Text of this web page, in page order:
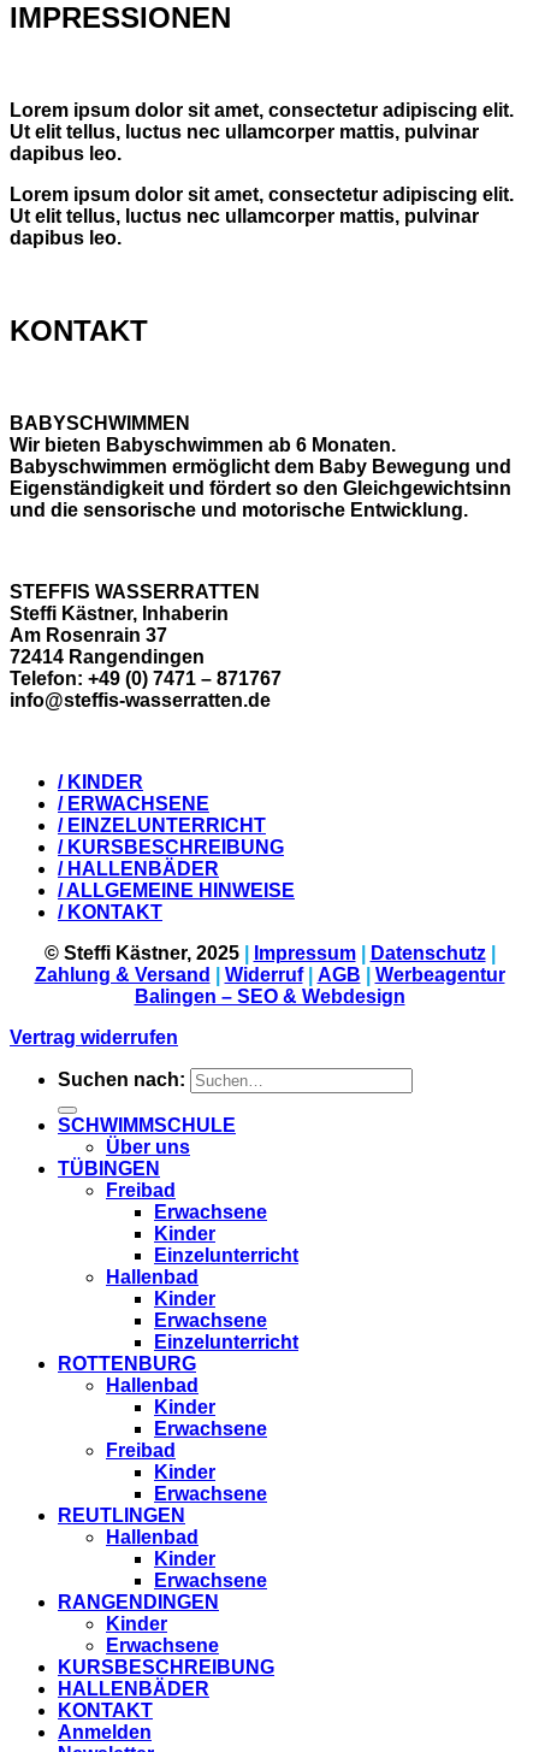
IMPRESSIONEN
Lorem ipsum dolor sit amet, consectetur adipiscing elit.
Ut elit tellus, luctus nec ullamcorper mattis, pulvinar
dapibus leo.
Lorem ipsum dolor sit amet, consectetur adipiscing elit.
Ut elit tellus, luctus nec ullamcorper mattis, pulvinar
dapibus leo.
KONTAKT
BABYSCHWIMMEN
Wir bieten Babyschwimmen ab 6 Monaten.
Babyschwimmen ermöglicht dem Baby Bewegung und
Eigenständigkeit und fördert so den Gleichgewichtsinn
und die sensorische und motorische Entwicklung.
STEFFIS WASSERRATTEN
Steffi Kästner, Inhaberin
Am Rosenrain 37
72414 Rangendingen
Telefon: +49 (0) 7471 – 871767
info@steffis-wasserratten.de
/ KINDER
/ ERWACHSENE
/ EINZELUNTERRICHT
/ KURSBESCHREIBUNG
/ HALLENBÄDER
/ ALLGEMEINE HINWEISE
/ KONTAKT
© Steffi Kästner, 2025
Impressum Datenschutz
Zahlung & Versand
Widerruf AGB
Werbeagentur
Balingen – SEO & Webdesign
Vertrag widerrufen
Suchen nach:
SCHWIMMSCHULE
Über uns
TÜBINGEN
Freibad
Erwachsene
Kinder
Einzelunterricht
Hallenbad
Kinder
Erwachsene
Einzelunterricht
ROTTENBURG
Hallenbad
Kinder
Erwachsene
Freibad
Kinder
Erwachsene
REUTLINGEN
Hallenbad
Kinder
Erwachsene
RANGENDINGEN
Kinder
Erwachsene
KURSBESCHREIBUNG
HALLENBÄDER
KONTAKT
Anmelden